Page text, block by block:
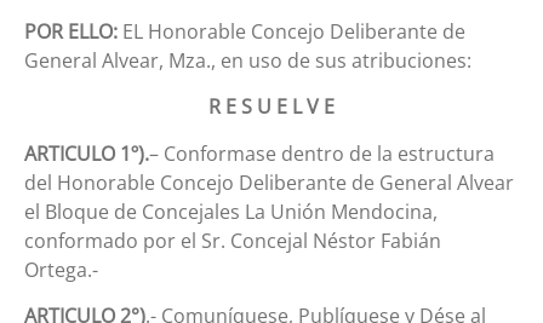
POR ELLO: EL Honorable Concejo Deliberante de
General Alvear, Mza., en uso de sus atribuciones:
R E S U E L V E
ARTICULO 1º).– Conformase dentro de la estructura
del Honorable Concejo Deliberante de General Alvear
el Bloque de Concejales La Unión Mendocina,
conformado por el Sr. Concejal Néstor Fabián
Ortega.-
ARTICULO 2°).- Comuníquese, Publíquese y Dése al